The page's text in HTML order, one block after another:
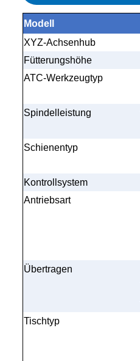
Modell
XYZ-Achsenhub
Fütterungshöhe
ATC-Werkzeugtyp
Spindelleistung
Schienentyp
Kontrollsystem
Antriebsart
Übertragen
Tischtyp